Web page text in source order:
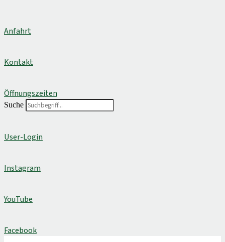
Anfahrt
Kontakt
Öffnungszeiten
Suche
User-Login
Instagram
YouTube
Facebook